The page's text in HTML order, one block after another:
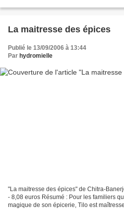
La maitresse des épices
Publié le 13/09/2006 à 13:44
Par hydromielle
"La maitresse des épices" de Chitra-
- 8,08 euros Résumé : Pour les familiers
magique de son épicerie, Tilo est